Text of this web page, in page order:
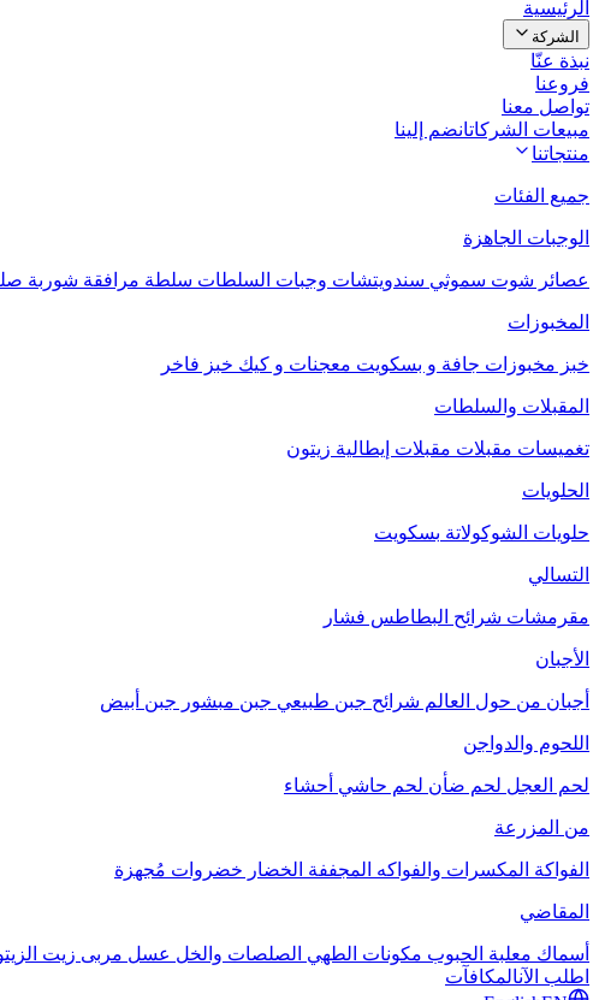
الرئيسية
الشركة
نبذة عنّا
فروعنا
تواصل معنا
مبيعات الشركاتانضم إلينا
منتجاتنا
جميع الفئات
الوجبات الجاهزة
عصائر شوت سموثي سندويتشات وجبات السلطات سلطة مرافقة شوربة
المخبوزات
خبز مخبوزات جافة و بسكويت معجنات و كيك خبز فاخر
المقبلات والسلطات
تغميسات مقبلات مقبلات إيطالية زيتون
الحلويات
حلويات الشوكولاتة بسكويت
التسالي
مقرمشات شرائح البطاطس فشار
الأجبان
أجبان من حول العالم شرائح جبن طبيعي جبن مبشور جبن أبيض
اللحوم والدواجن
لحم العجل لحم ضأن لحم حاشي أحشاء
من المزرعة
الفواكة المكسرات والفواكه المجففة الخضار خضروات مُجهزة
المقاضي
أسماك معلبة الحبوب مكونات الطهي الصلصات والخل عسل مربى زيت
اطلب الآنالمكافآت